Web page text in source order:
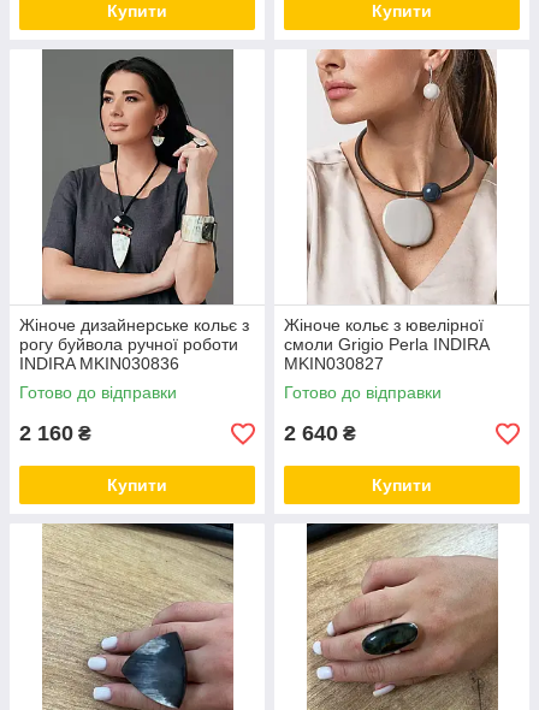
Купити Купити
Жіноче дизайнерське кольє з
рогу буйвола ручної роботи
INDIRA MKIN030836
Готово до відправки
2 160 ₴
Купити
Жіноче кольє з ювелірної
смоли Grigio Perla INDIRA
MKIN030827
Готово до відправки
2 640 ₴
Купити